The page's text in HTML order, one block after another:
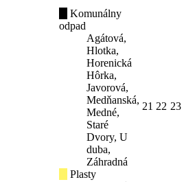
Komunálny
odpad
Agátová,
Hlotka,
Horenická
Hôrka,
Javorová,
Medňanská,
Medné,
Staré
Dvory, U
duba,
Záhradná
Plasty
21 22 23